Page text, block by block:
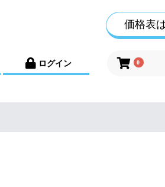
価格表
ログイン 0